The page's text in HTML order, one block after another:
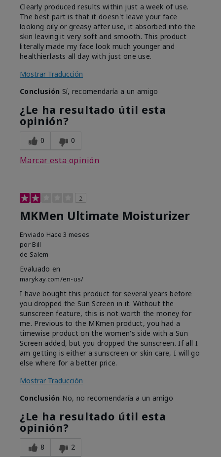
Clearly produced results within just a week of use.
The best part is that it doesn't leave your face
looking oily or greasy after use, it absorbed into the
skin leaving it very soft and smooth. This product
literally made my face look much younger and
healthier.lasts all day with just one use.
Mostrar Traducción
Conclusión Sí, recomendaría a un amigo
¿Le ha resultado útil esta
opinión?
0 0
Marcar esta opinión
2
MKMen Ultimate Moisturizer
Enviado Hace 3 meses
por Bill
de Salem
Evaluado en
marykay.com/en-us/
I have bought this product for several years before
you dropped the Sun Screen in it. Without the
sunscreen feature, this is not worth the money for
me. Previous to the MKmen product, you had a
timewise product on the women's side with a Sun
Screen added, but you dropped the sunscreen. If all I
am getting is either a sunscreen or skin care, I will go
else where for a better price.
Mostrar Traducción
Conclusión No, no recomendaría a un amigo
¿Le ha resultado útil esta
opinión?
8 2